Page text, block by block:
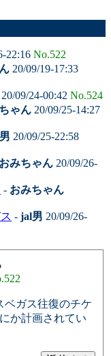
22:16 No.522
20/09/19-17:33
20/09/24-00:42 No.524
ゃん 20/09/25-14:27
20/09/25-22:58
おみちゃん 20/09/26-
- おみちゃん
- jal男 20/09/26-
ベガス往復のチケ
か計画されてい